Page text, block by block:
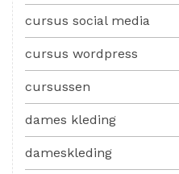
cursus social media
cursus wordpress
cursussen
dames kleding
dameskleding